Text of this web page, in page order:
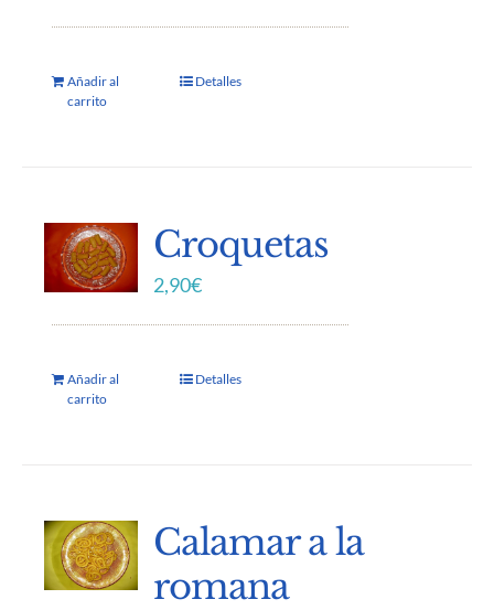
Añadir al
carrito
Detalles
Croquetas
2,90€
Añadir al
carrito
Detalles
Calamar a la
romana